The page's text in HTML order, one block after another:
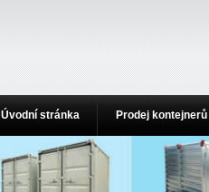
Úvodní stránka Prodej kontejnerů